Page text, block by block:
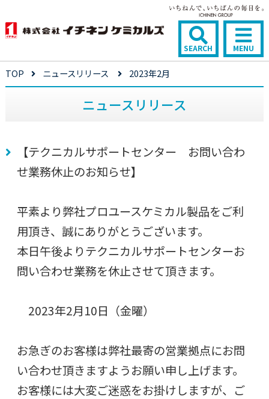
SEARCH MENU
TOP ニュースリリース 2023年2月
ニュースリリース
【テクニカルサポートセンター お問い合わ
せ業務休止のお知らせ】
平素より弊社プロユースケミカル製品をご利
用頂き、誠にありがとうございます。
本日午後よりテクニカルサポートセンターお
問い合わせ業務を休止させて頂きます。
2023年2月10日（金曜）
お急ぎのお客様は弊社最寄の営業拠点にお問
い合わせ頂きますようお願い申し上げます。
お客様には大変ご迷惑をお掛けしますが、ご